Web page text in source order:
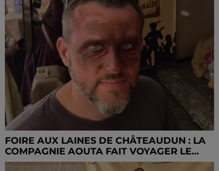
FOIRE AUX LAINES DE CHÂTEAUDUN : LA
COMPAGNIE AOUTA FAIT VOYAGER LE...